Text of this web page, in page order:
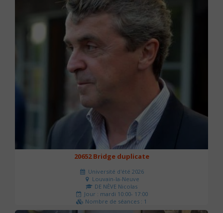
20652 Bridge duplicate
Université d'été 2026
Louvain-la-Neuve
DE NÈVE Nicolas
Jour : mardi 10:00- 17:00
Nombre de séances : 1
50 €